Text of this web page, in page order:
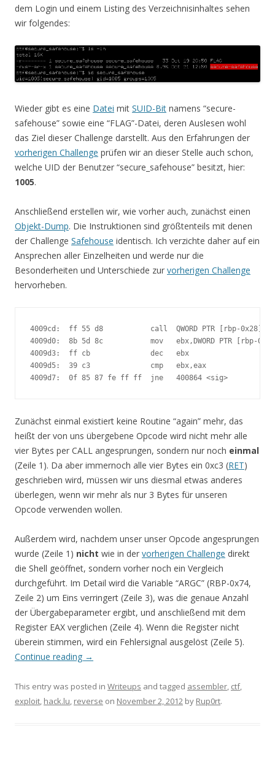
dem Login und einem Listing des Verzeichnisinhaltes sehen
wir folgendes:
Wieder gibt es eine Datei mit SUID-Bit namens “secure-
safehouse” sowie eine “FLAG”-Datei, deren Auslesen wohl
das Ziel dieser Challenge darstellt. Aus den Erfahrungen der
vorherigen Challenge prüfen wir an dieser Stelle auch schon,
welche UID der Benutzer “secure_safehouse” besitzt, hier:
1005.
Anschließend erstellen wir, wie vorher auch, zunächst einen
Objekt-Dump. Die Instruktionen sind größtenteils mit denen
der Challenge Safehouse identisch. Ich verzichte daher auf ein
Ansprechen aller Einzelheiten und werde nur die
Besonderheiten und Unterschiede zur vorherigen Challenge
hervorheben.
4009cd:  ff 55 d8           call  QWORD PTR [rbp-0x28]
4009d0:  8b 5d 8c           mov   ebx,DWORD PTR [rbp-
4009d3:  ff cb              dec   ebx
4009d5:  39 c3              cmp   ebx,eax
4009d7:  0f 85 87 fe ff ff  jne   400864 <sig>
Zunächst einmal existiert keine Routine “again” mehr, das
heißt der von uns übergebene Opcode wird nicht mehr alle
vier Bytes per CALL angesprungen, sondern nur noch einmal
(Zeile 1). Da aber immernoch alle vier Bytes ein 0xc3 (RET)
geschrieben wird, müssen wir uns diesmal etwas anderes
überlegen, wenn wir mehr als nur 3 Bytes für unseren
Opcode verwenden wollen.
Außerdem wird, nachdem unser unser Opcode angesprungen
wurde (Zeile 1) nicht wie in der vorherigen Challenge direkt
die Shell geöffnet, sondern vorher noch ein Vergleich
durchgeführt. Im Detail wird die Variable “ARGC” (RBP-0x74,
Zeile 2) um Eins verringert (Zeile 3), was die genaue Anzahl
der Übergabeparameter ergibt, und anschließend mit dem
Register EAX verglichen (Zeile 4). Wenn die Register nicht
überein stimmen, wird ein Fehlersignal ausgelöst (Zeile 5).
Continue reading →
This entry was posted in Writeups and tagged assembler, ctf,
exploit, hack.lu, reverse on November 2, 2012 by Rup0rt.